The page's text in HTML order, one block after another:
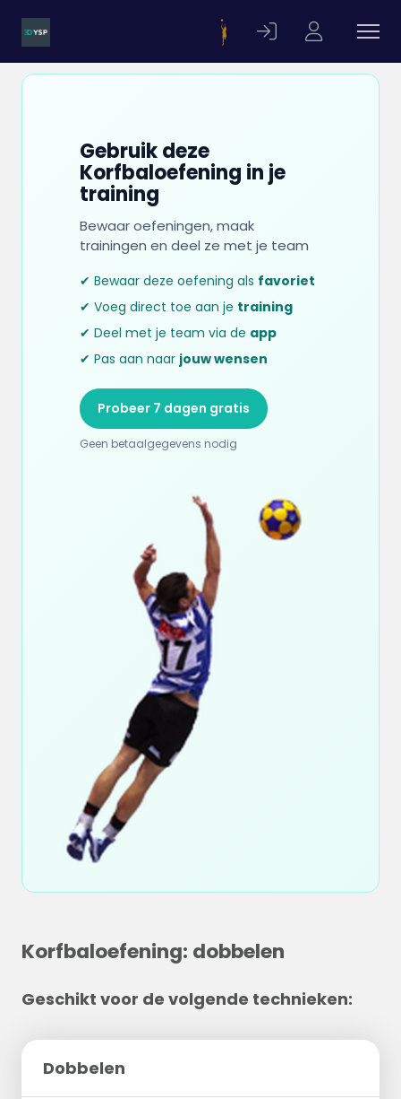
Gebruik deze
Korfbaloefening in je
training
Bewaar oefeningen, maak
trainingen en deel ze met je team
✔ Bewaar deze oefening als favoriet
✔ Voeg direct toe aan je training
✔ Deel met je team via de app
✔ Pas aan naar jouw wensen
Probeer 7 dagen gratis
Geen betaalgegevens nodig
Korfbaloefening: dobbelen
Geschikt voor de volgende technieken:
Dobbelen